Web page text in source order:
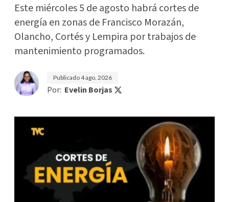
Este miércoles 5 de agosto habrá cortes de
energía en zonas de Francisco Morazán,
Olancho, Cortés y Lempira por trabajos de
mantenimiento programados.
Publicado4 ago. 2026
Por: Evelin Borjas